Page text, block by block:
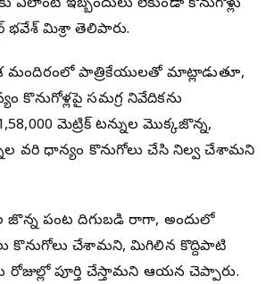
ఎలాంటి ఇబ్బందులు లేకుండా కొనుగోళ్లు
భవేశ్ మిశ్రా తెలిపారు.
మందిరంలో పాత్రికేయులతో మాట్లాడుతూ,
కొనుగోళ్లపై సమగ్ర నివేదికను
మెట్రిక్ టన్నుల మొక్కజొన్న,
వరి ధాన్యం కొనుగోలు చేసి నిల్వ చేశామని
జొన్న పంట దిగుబడి రాగా, అందులో
కొనుగోలు చేశామని, మిగిలిన కొద్దిపాటి
పూర్తి చేస్తామని ఆయన చెప్పారు.